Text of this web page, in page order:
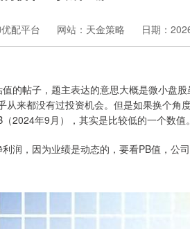
配平台 网站：天金策略 日期：
的帖子，题主表达的意思大概是微小盘
从来都没有过投资机会。但是如果换个角
2024年9月），其实是比较低的一个数值。
润，因为业绩是动态的，要看PB值，公